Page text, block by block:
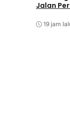
Jalan
19 jam